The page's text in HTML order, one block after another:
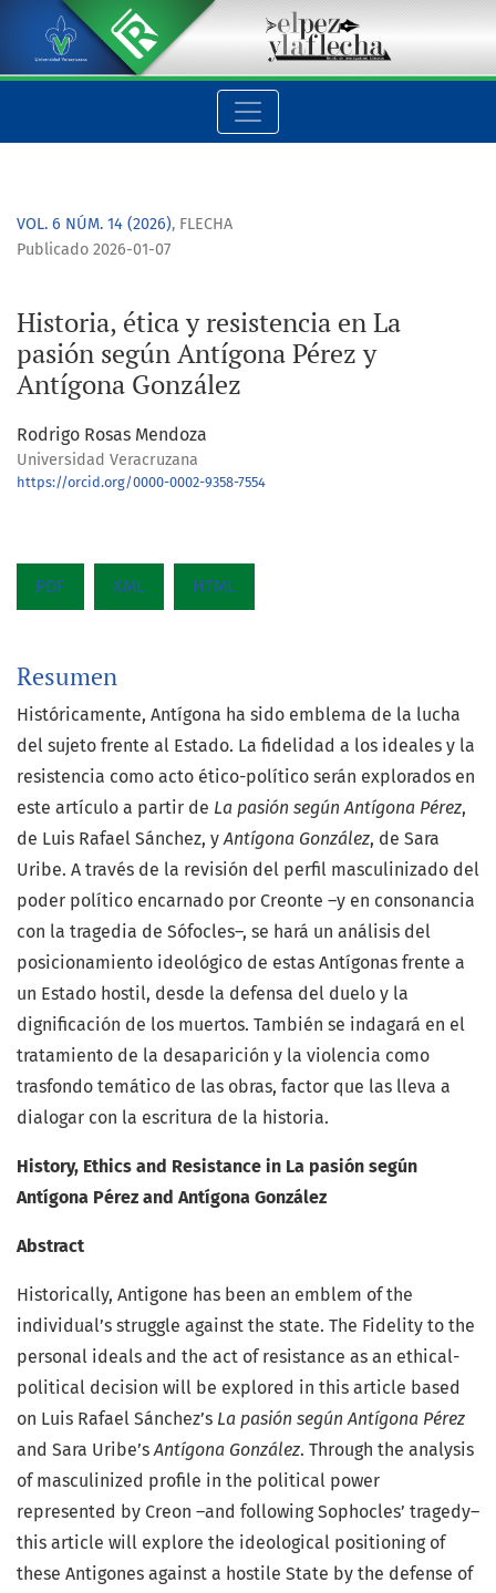
Historia, ética y resistencia en La pasión según Antígona
VOL. 6 NÚM. 14 (2026), FLECHA
Historia, ética y resistencia en La
pasión según Antígona Pérez y
Antígona González
Publicado 2026-01-07
Rodrigo Rosas Mendoza
Universidad Veracruzana
https://orcid.org/0000-0002-9358-7554
PDF XML HTML
Resumen
Históricamente, Antígona ha sido emblema de la lucha
del sujeto frente al Estado. La fidelidad a los ideales y la
resistencia como acto ético-político serán explorados en
este artículo a partir de La pasión según Antígona Pérez,
de Luis Rafael Sánchez, yAntígona González, de Sara
Uribe. A través de la revisión del perfil masculinizado del
poder político encarnado por Creonte –y en consonancia
con la tragedia de Sófocles–, se hará un análisis del
posicionamiento ideológico de estas Antígonas frente a
un Estado hostil, desde la defensa del duelo y la
dignificación de los muertos. También se indagará en el
tratamiento de la desaparición y la violencia como
trasfondo temático de las obras, factor que las lleva a
dialogar con la escritura de la historia.
History, Ethics and Resistance in La pasión según
Antígona Pérez and Antígona González
Abstract
Historically, Antigone has been an emblem of the
individual’s struggle against the state. The Fidelity to the
personal ideals and the act of resistance as an ethical-
political decision will be explored in this article based
on Luis Rafael Sánchez’s La pasión según Antígona Pérez
and Sara Uribe’sAntígona González. Through the analysis
of masculinized profile in the political power
represented by Creon –and following Sophocles’ tragedy–
this article will explore the ideological positioning of
these Antigones against a hostile State by the defense of